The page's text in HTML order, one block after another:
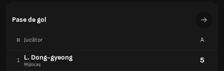
Pase de gol
# Jucător A
1 L. Dong-gyeong
Mijlocaș 5